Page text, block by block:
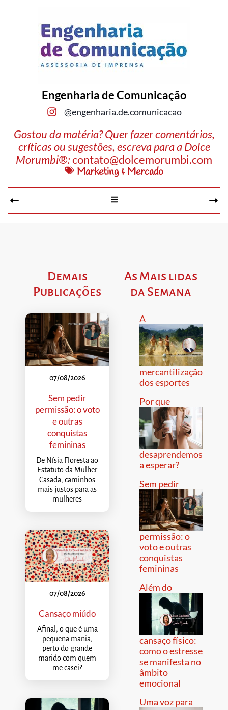
Engenharia de Comunicação
@engenharia.de.comunicacao
Gostou da matéria? Quer fazer comentários,
críticas ou sugestões, escreva para a Dolce
Morumbi®:contato@dolcemorumbi.com
Marketing & Mercado
Demais
Publicações
07/08/2026
Sem pedir
permissão: o voto
e outras
conquistas
femininas
De Nísia Floresta ao
Estatuto da Mulher
Casada, caminhos
mais justos para as
mulheres
07/08/2026
Cansaço miúdo
Afinal, o que é uma
pequena mania,
perto do grande
marido com quem
me casei?
As Mais lidas
da Semana
A
mercantilização
dos esportes
Por que
desaprendemos
a esperar?
Sem pedir
permissão: o
voto e outras
conquistas
femininas
Além do
cansaço físico:
como o estresse
se manifesta no
âmbito
emocional
Uma voz para